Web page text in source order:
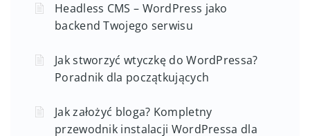
Headless CMS – WordPress jako
backend Twojego serwisu
Jak stworzyć wtyczkę do WordPressa?
Poradnik dla początkujących
Jak założyć bloga? Kompletny
przewodnik instalacji WordPressa dla